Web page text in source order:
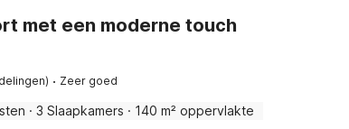
met een moderne touch
· Zeer goed
· 3 Slaapkamers · 140 m² oppervlakte